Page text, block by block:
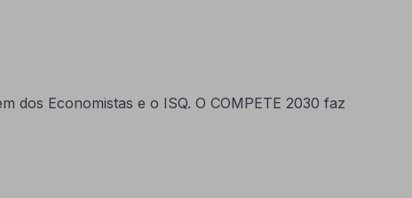
dos Economistas e o ISQ. O COMPETE 2030 faz